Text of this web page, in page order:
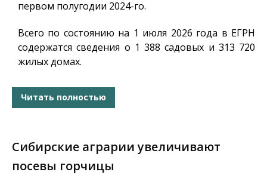
первом полугодии 2024-го.
Всего по состоянию на 1 июля 2026 года в ЕГРН
содержатся сведения о 1 388 садовых и 313 720
жилых домах.
Читать полностью
Сибирские аграрии увеличивают
посевы горчицы